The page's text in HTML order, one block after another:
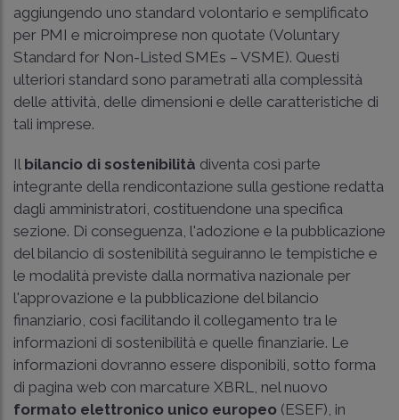
aggiungendo uno standard volontario e semplificato
per PMI e microimprese non quotate (Voluntary
Standard for Non-Listed SMEs – VSME). Questi
ulteriori standard sono parametrati alla complessità
delle attività, delle dimensioni e delle caratteristiche di
tali imprese.
Il bilancio di sostenibilità diventa così parte
integrante della rendicontazione sulla gestione redatta
dagli amministratori, costituendone una specifica
sezione. Di conseguenza, l'adozione e la pubblicazione
del bilancio di sostenibilità seguiranno le tempistiche e
le modalità previste dalla normativa nazionale per
l'approvazione e la pubblicazione del bilancio
finanziario, così facilitando il collegamento tra le
informazioni di sostenibilità e quelle finanziarie. Le
informazioni dovranno essere disponibili, sotto forma
di pagina web con marcature XBRL, nel nuovo
formato elettronico unico europeo (ESEF), in